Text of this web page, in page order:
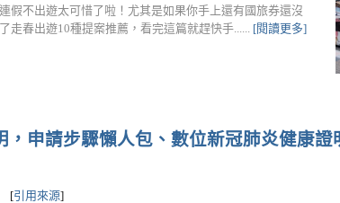
假不出遊太可惜了啦！尤其是如果你手上還有國旅券還沒
走春出遊10種提案推薦，看完這篇就趕快手...... [閱讀更多]
，申請步驟懶人包、數位新冠肺炎健康證
[引用來源]